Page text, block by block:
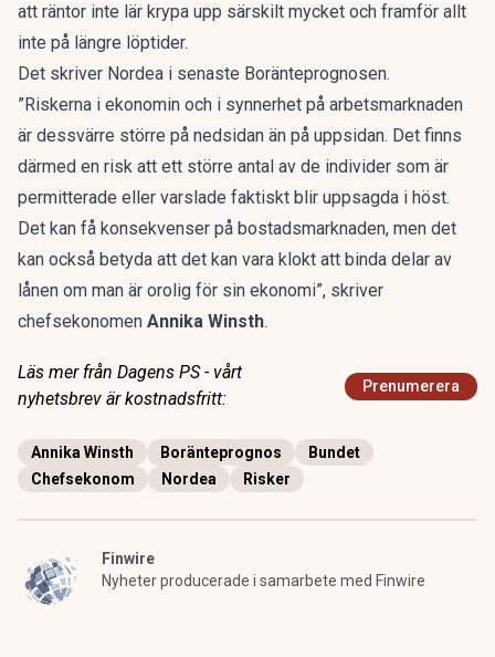
att räntor inte lär krypa upp särskilt mycket och framför allt
inte på längre löptider.
Det skriver Nordea i senaste Boränteprognosen.
”Riskerna i ekonomin och i synnerhet på arbetsmarknaden
är dessvärre större på nedsidan än på uppsidan. Det finns
därmed en risk att ett större antal av de individer som är
permitterade eller varslade faktiskt blir uppsagda i höst.
Det kan få konsekvenser på bostadsmarknaden, men det
kan också betyda att det kan vara klokt att binda delar av
lånen om man är orolig för sin ekonomi”, skriver
chefsekonomen Annika Winsth.
Läs mer från Dagens PS - vårt
nyhetsbrev är kostnadsfritt:
Prenumerera
Annika Winsth Boränteprognos
Bundet
Chefsekonom
Nordea Risker
Finwire
Nyheter producerade i samarbete med Finwire